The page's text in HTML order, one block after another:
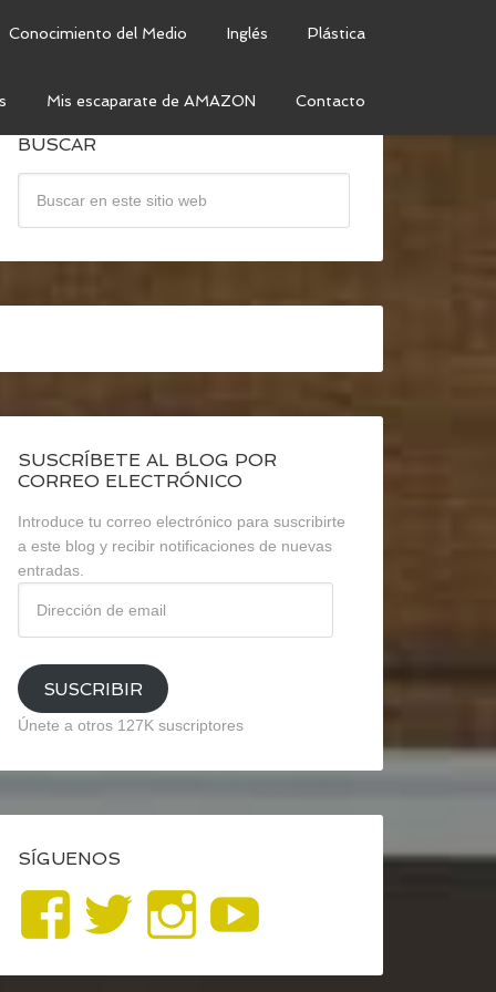
Conocimiento del Medio Inglés Plástica
Mis escaparate de AMAZON Contacto
BUSCAR
SUSCRÍBETE AL BLOG POR
CORREO ELECTRÓNICO
Introduce tu correo electrónico para suscribirte
a este blog y recibir notificaciones de nuevas
entradas.
email
SUSCRIBIR
Únete a otros 127K suscriptores
SÍGUENOS
Ver
perfil
Ver
perfil
Ver
perfil